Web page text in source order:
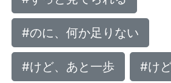
#のに、何か足りない
#けど、あと一歩 #け